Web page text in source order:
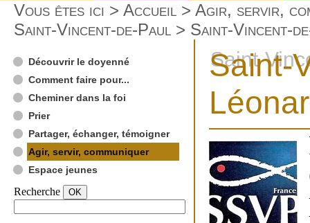
Vous êtes ici > Accueil > Agir, servir,
Saint-Vincent-de-Paul > Saint-Vincent-
Découvrir le doyenné
Comment faire pour...
Cheminer dans la foi
Prier
Partager, échanger, témoigner
Agir, servir, communiquer
Espace jeunes
Recherche
Saint-
Saint-